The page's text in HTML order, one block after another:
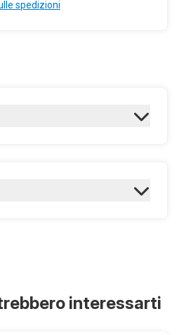
spedizioni
interessarti